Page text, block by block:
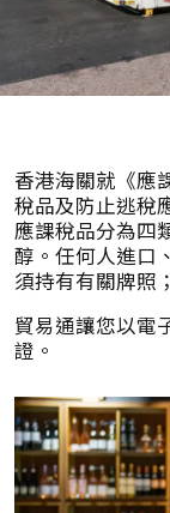
香港海關就《應
稅品及防止逃稅
應課稅品分為四
醇。任何人進口
須持有有關牌照
貿易通讓您以電
證。